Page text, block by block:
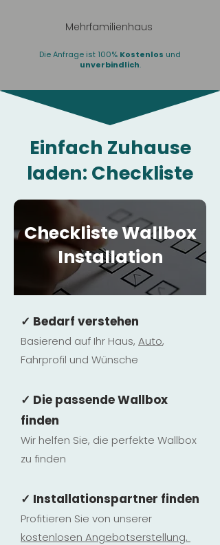
Mehrfamilienhaus
Die Anfrage ist 100% Kostenlos und
unverbindlich.
Einfach Zuhause
laden: Checkliste
Checkliste Wallbox
Installation
✓ Bedarf verstehen
Basierend auf Ihr Haus, Auto,
Fahrprofil und Wünsche
✓ Die passende Wallbox
finden
Wir helfen Sie, die perfekte Wallbox
zu finden
✓ Installationspartner finden
Profitieren Sie von unserer
kostenlosen Angebotserstellung.